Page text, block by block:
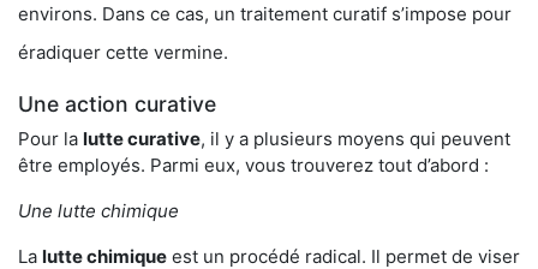
environs. Dans ce cas, un traitement curatif s’impose pour
éradiquer cette vermine.
Une action curative
Pour la lutte curative, il y a plusieurs moyens qui peuvent
être employés. Parmi eux, vous trouverez tout d’abord :
Une lutte chimique
La lutte chimique est un procédé radical. Il permet de viser